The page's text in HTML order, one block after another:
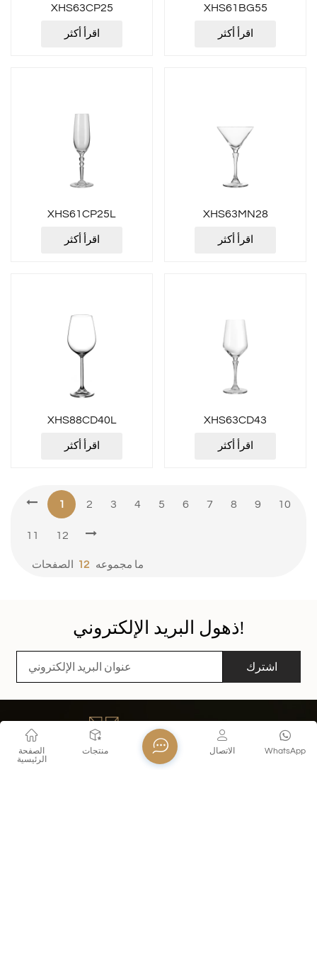
XHS63CP25
اقرأ أكثر
XHS61BG55
اقرأ أكثر
XHS61CP25L
اقرأ أكثر
XHS63MN28
اقرأ أكثر
XHS88CD40L
اقرأ أكثر
XHS63CD43
اقرأ أكثر
1 2 3 4 5 6 7 8 9 10
11 12
ما مجموعه 12 الصفحات
ذهول البريد الإلكتروني!
اشترك
الصفحة
الرئيسية
منتجات WhatsApp الاتصال